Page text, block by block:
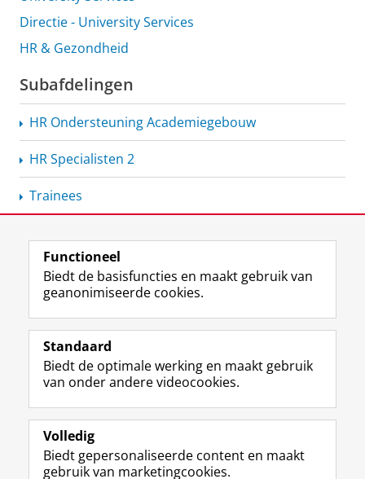
Directie - University Services
HR & Gezondheid
Subafdelingen
HR Ondersteuning Academiegebouw
HR Specialisten 2
Trainees
View this page in:English
Volg de RUG
F
a
e
b
o
p
a
L
i
k
e
I
-
p
R
S
-
f
e
R
I
n
t
r
m
Y
o
T
e
k
Studiekiezers
Alumni
Over ons
Functioneel
Biedt de basisfuncties en maakt gebruik van
geanonimiseerde cookies.
Standaard
Biedt de optimale werking en maakt gebruik
van onder andere videocookies.
Volledig
Biedt gepersonaliseerde content en maakt
gebruik van marketingcookies.